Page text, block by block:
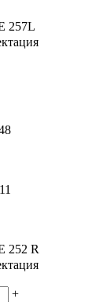
257L
252 R
+